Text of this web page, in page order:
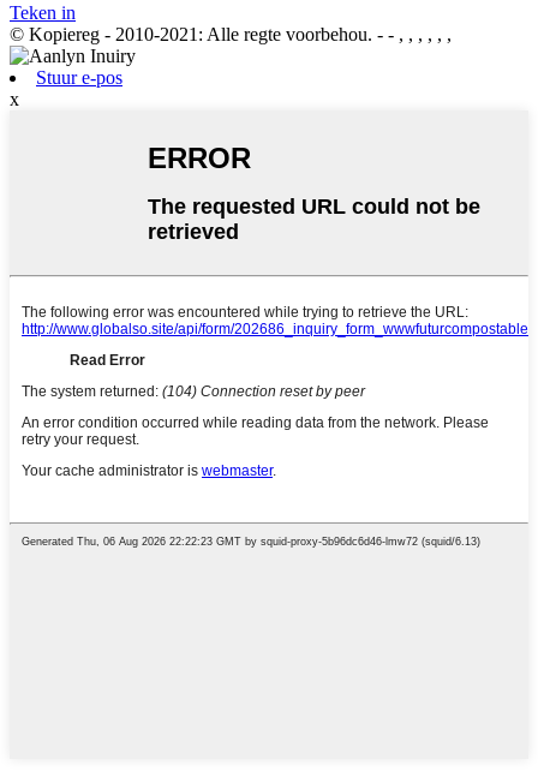
Teken in
© Kopiereg - 2010-2021: Alle regte voorbehou. - - , , , , , ,
Stuur e-pos
x